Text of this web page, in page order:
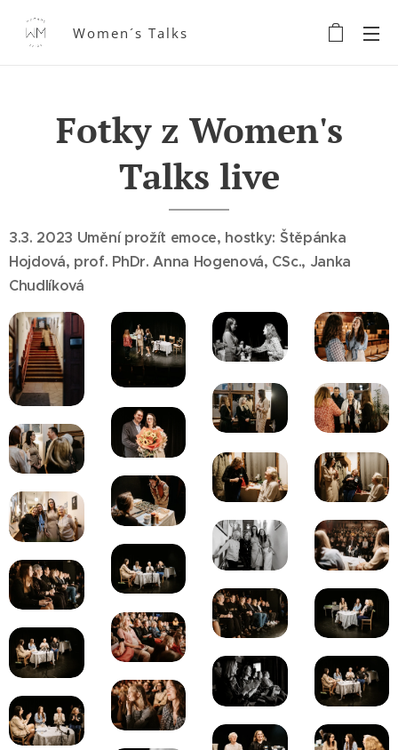
Women´s Talks
Fotky z Women's
Talks live
3.3. 2023 Umění prožít emoce, hostky: Štěpánka
Hojdová, prof. PhDr. Anna Hogenová, CSc., Janka
Chudlíková